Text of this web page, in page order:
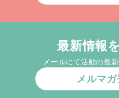
最新情報
メールにて活動の最
メルマ